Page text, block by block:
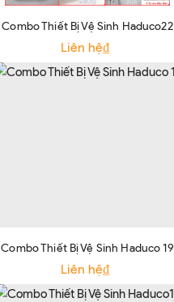
Combo Thiết Bị Vệ Sinh Haduco22
Liên hệ₫
Combo Thiết Bị Vệ Sinh Haduco 19
Liên hệ₫